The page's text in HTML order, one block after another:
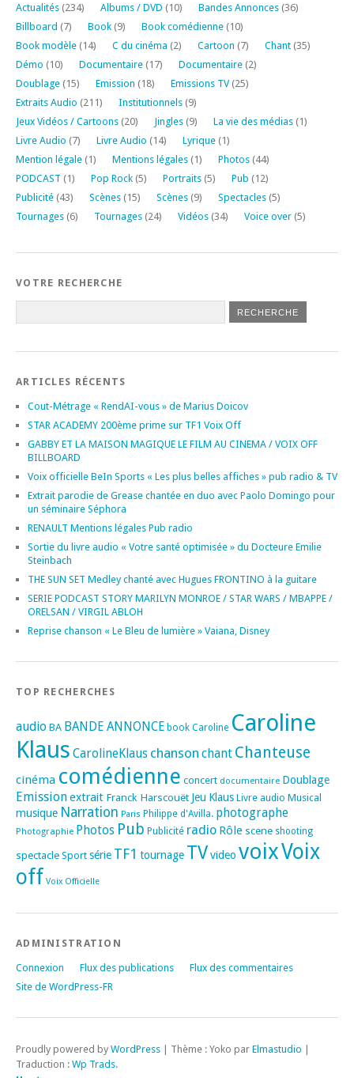
Actualités (234) Albums / DVD (10) Bandes Annonces (36)
Billboard (7) Book (9) Book comédienne (10)
Book modèle (14) C du cinéma (2) Cartoon (7) Chant (35)
Démo (10) Documentaire (17) Documentaire (2)
Doublage (15) Emission (18) Emissions TV(25)
Extraits Audio (211) Institutionnels (9)
Jeux Vidéos / Cartoons (20) Jingles (9) La vie des médias (1)
Livre Audio (7) Livre Audio (14) Lyrique (1)
Mention légale (1) Mentions légales (1) Photos (44)
PODCAST (1) Pop Rock (5) Portraits (5) Pub (12)
Publicité (43) Scènes (15) Scènes (9) Spectacles (5)
Tournages (6) Tournages (24) Vidéos (34) Voice over (5)
VOTRE RECHERCHE
ARTICLES RÉCENTS
Cout-Métrage « RendAI-vous » de Marius Doicov
STAR ACADEMY 200ème prime sur TF1 Voix Off
GABBY ET LA MAISON MAGIQUE LE FILM AU CINEMA / VOIX OFF
BILLBOARD
Voix officielle BeIn Sports « Les plus belles affiches » pub radio & TV
Extrait parodie de Grease chantée en duo avec Paolo Domingo pour
un séminaire Séphora
RENAULT Mentions légales Pub radio
Sortie du livre audio « Votre santé optimisée » du Docteure Emilie
Steinbach
THE SUN SET Medley chanté avec Hugues FRONTINO à la guitare
SERIE PODCAST STORY MARILYN MONROE / STAR WARS / MBAPPE /
ORELSAN / VIRGIL ABLOH
Reprise chanson « Le Bleu de lumière » Vaiana, Disney
TOP RECHERCHES
audio BA BANDE ANNONCE book Caroline Caroline
Klaus CarolineKlaus chanson chant Chanteuse
cinéma comédienne concert documentaire Doublage
Emissionextrait Franck Harscouët Jeu Klaus Livre audio Musical
musique Narration Paris Philippe d'Avilla. photographe
Photographie Photos Pub Publicité radio Rôle scene shooting
spectacle Sport série TF1 tournage TVvideo voixVoix
off Voix Officielle
ADMINISTRATION
Connexion Flux des publications
Flux des commentaires
Site de WordPress-FR
Proudly powered by WordPress | Thème : Yoko par Elmastudio |
Traduction : Wp Trads.